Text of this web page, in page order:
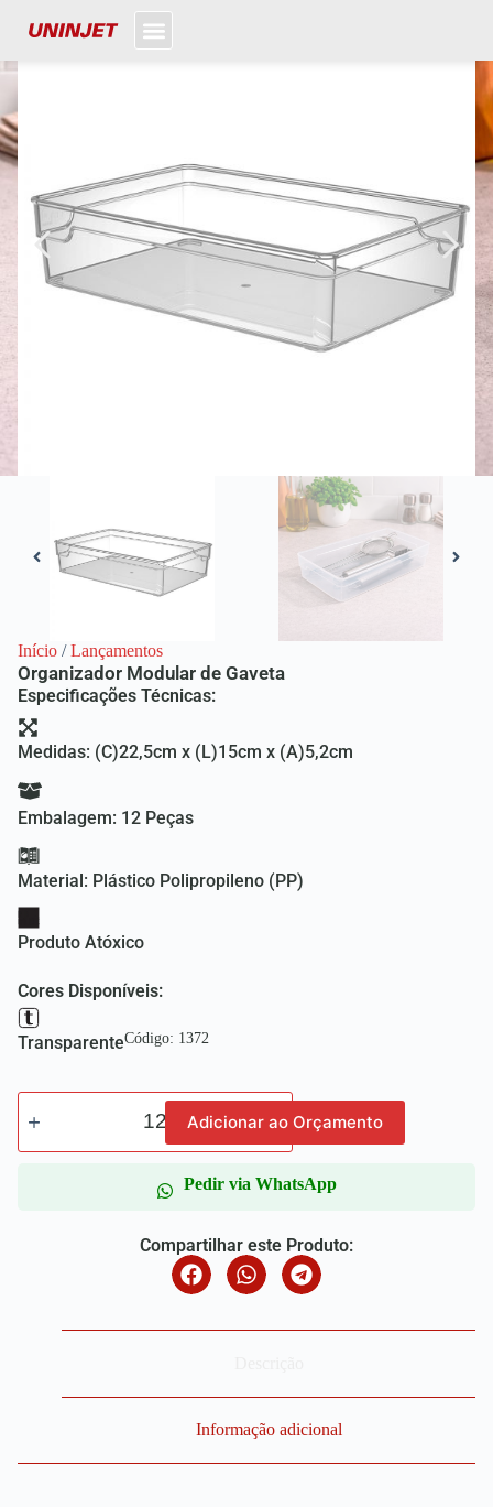
Início /Lançamentos
Organizador Modular de Gaveta
Especificações Técnicas:
Medidas: (C)22,5cm x (L)15cm x (A)5,2cm
Embalagem: 12 Peças
Material: Plástico Polipropileno (PP)
Produto Atóxico
Cores Disponíveis:
TransparenteCódigo: 1372
Adicionar ao Orçamento
Pedir via WhatsApp
Compartilhar este Produto:
Informação adicional